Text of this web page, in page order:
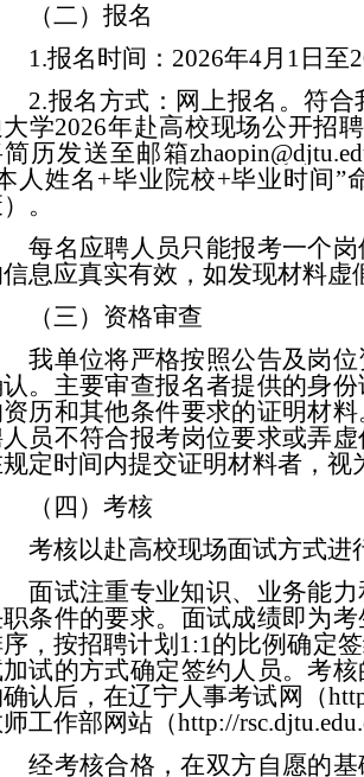
（二）报名
1.报名时间：2026年4月 1 日至
2.报名方式：网上报名。符
学2026年赴高校现场公开招
历发送至邮箱
人姓名+毕业院校+毕业时间”
。
每名应聘人员只能报考一个
息应真实有效，如发现材料虚
（三）资格审查
我单位将严格按照公告及岗
。主要审查报名者提供的身
历和其他条件要求的证明材
员不符合报考岗位要求或弄
定时间内提交证明材料者，视
（四）考核
考核以赴高校现场面试方式进
面试注重专业知识、业务能
条件的要求。面试成绩即为
，按招聘计划 1:1的比例确定
试的方式确定签约人员。考
认后，在辽宁人事考试网 （
工作部网站（http://
经考核合格，在双方自愿的